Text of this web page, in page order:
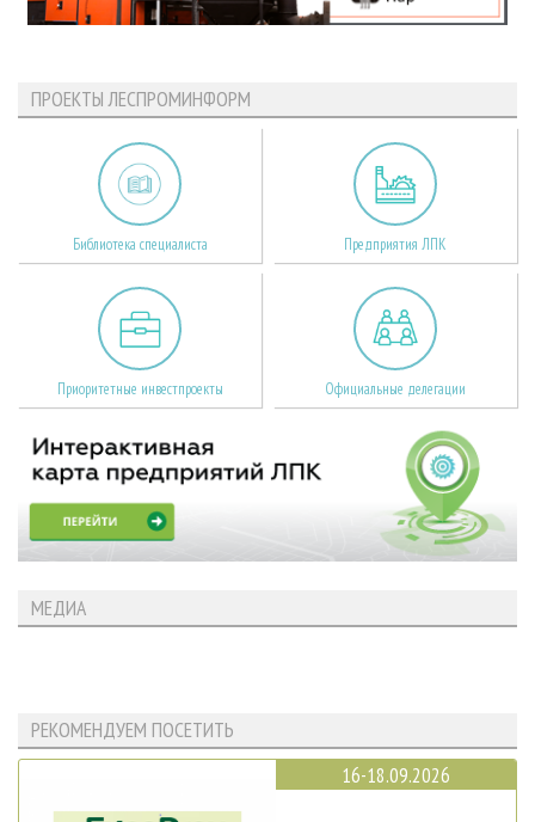
ПРОЕКТЫ ЛЕСПРОМИНФОРМ
Библиотека специалиста Предприятия ЛПК
Приоритетные инвестпроекты Официальные делегации
МЕДИА
РЕКОМЕНДУЕМ ПОСЕТИТЬ
16-18.09.2026